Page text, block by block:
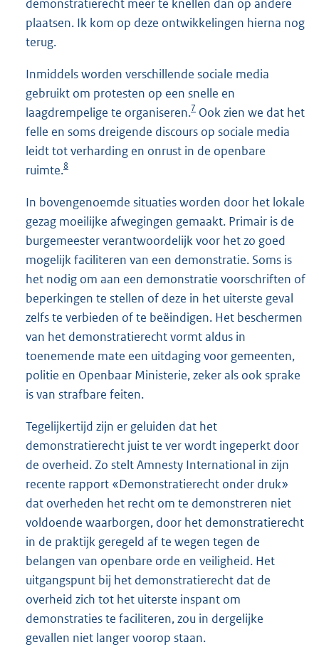
demonstratierecht meer te knellen dan op andere
plaatsen. Ik kom op deze ontwikkelingen hierna nog
terug.
Inmiddels worden verschillende sociale media
gebruikt om protesten op een snelle en
laagdrempelige te organiseren.7 Ook zien we dat het
felle en soms dreigende discours op sociale media
leidt tot verharding en onrust in de openbare
ruimte.8
In bovengenoemde situaties worden door het lokale
gezag moeilijke afwegingen gemaakt. Primair is de
burgemeester verantwoordelijk voor het zo goed
mogelijk faciliteren van een demonstratie. Soms is
het nodig om aan een demonstratie voorschriften of
beperkingen te stellen of deze in het uiterste geval
zelfs te verbieden of te beëindigen. Het beschermen
van het demonstratierecht vormt aldus in
toenemende mate een uitdaging voor gemeenten,
politie en Openbaar Ministerie, zeker als ook sprake
is van strafbare feiten.
Tegelijkertijd zijn er geluiden dat het
demonstratierecht juist te ver wordt ingeperkt door
de overheid. Zo stelt Amnesty International in zijn
recente rapport «Demonstratierecht onder druk»
dat overheden het recht om te demonstreren niet
voldoende waarborgen, door het demonstratierecht
in de praktijk geregeld af te wegen tegen de
belangen van openbare orde en veiligheid. Het
uitgangspunt bij het demonstratierecht dat de
overheid zich tot het uiterste inspant om
demonstraties te faciliteren, zou in dergelijke
gevallen niet langer voorop staan.